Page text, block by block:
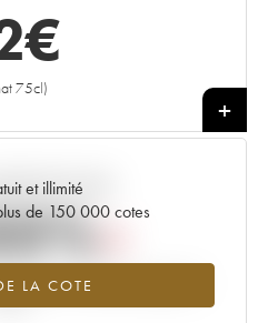
€
75cl)
+
et illimité
de 150 000 cotes
LA COTE
de la cote
2010 en 2026 par rapport à